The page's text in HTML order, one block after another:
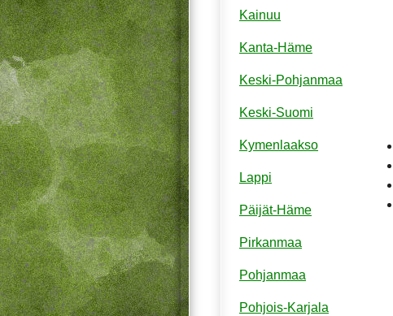
Kainuu
Kanta-Häme
Keski-Pohjanmaa
Keski-Suomi
Kymenlaakso
Lappi
Päijät-Häme
Pirkanmaa
Pohjanmaa
Pohjois-Karjala